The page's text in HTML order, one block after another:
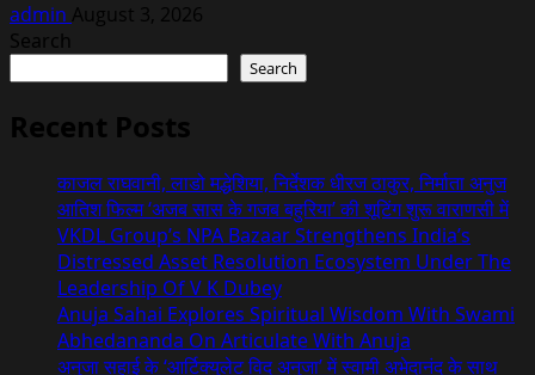
admin August 3, 2026
Search
Search
Recent Posts
काजल राघवानी, लाडो मद्धेशिया, निर्देशक धीरज ठाकुर, निर्माता अनुज
आतिश फिल्म ‘अजब सास के गजब बहुरिया’ की शूटिंग शुरू वाराणसी में
VKDL Group’s NPA Bazaar Strengthens India’s
Distressed Asset Resolution Ecosystem Under The
Leadership Of V K Dubey
Anuja Sahai Explores Spiritual Wisdom With Swami
Abhedananda On Articulate With Anuja
अनुजा सहाई के ‘आर्टिक्युलेट विद अनुजा’ में स्वामी अभेदानंद के साथ